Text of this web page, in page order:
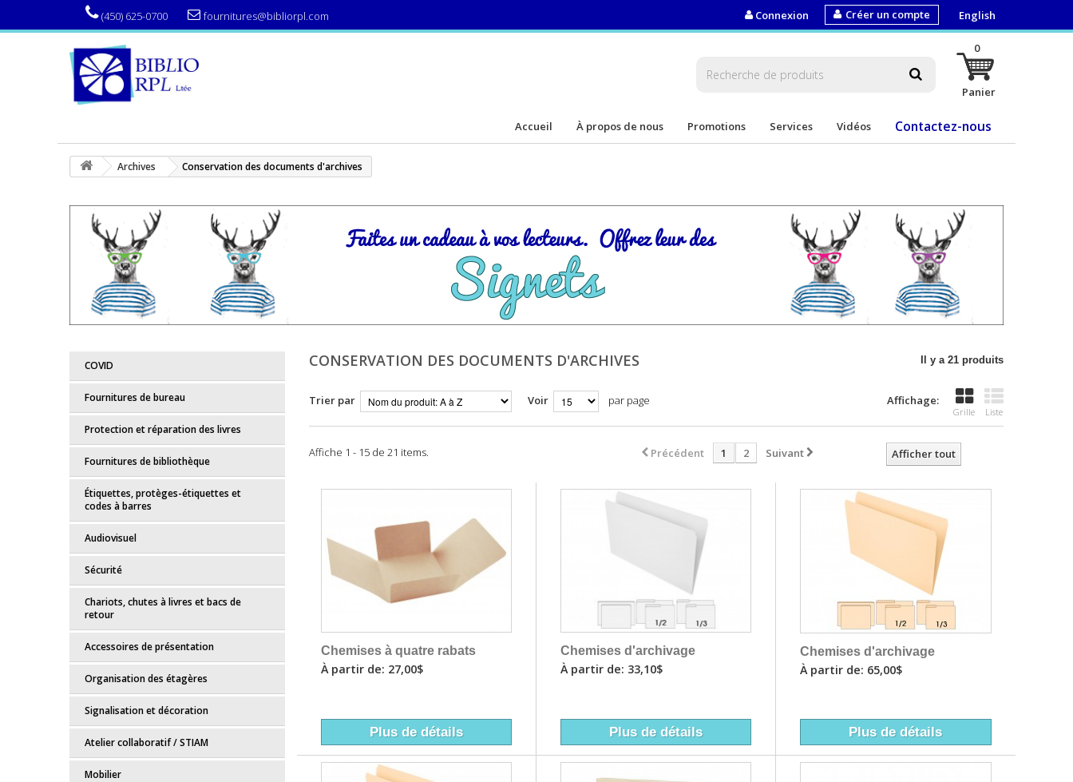
English
Créer un compte
Connexion
(450) 625-0700 fournitures@bibliorpl.com
0
Panier
Accueil À propos de nous Promotions Services Vidéos Contactez-nous
Archives Conservation des documents d'archives
COVID
Fournitures de bureau
Protection et réparation des livres
Fournitures de bibliothèque
Étiquettes, protèges-étiquettes et
codes à barres
Audiovisuel
Sécurité
Chariots, chutes à livres et bacs de
retour
Accessoires de présentation
Organisation des étagères
Signalisation et décoration
Atelier collaboratif / STIAM
Mobilier
CONSERVATION DES DOCUMENTS D'ARCHIVES Il y a 21 produits
Affichage:
Grille Liste
Trier par Voir par page
Afficher tout
Précédent 1 2 Suivant
Affiche 1 - 15 de 21 items.
Chemises à quatre rabats
À partir de: 27,00$
Plus de détails
Chemises d'archivage
À partir de: 33,10$
Plus de détails
Chemises d'archivage
À partir de: 65,00$
Plus de détails